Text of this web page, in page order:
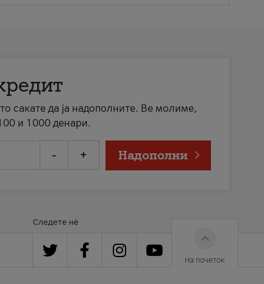
сакате да ја надополните. Ве молиме,
и 1000 денари.
- + Надополни
Следете нè
На почеток